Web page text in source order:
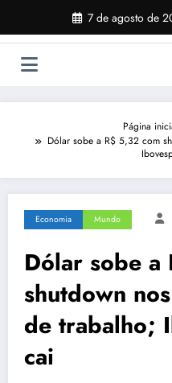
o
7 de agosto de
Página
Dólar sobe a R$ 5,32 com
Economia Mundo
Dólar sobe a
shutdown
de trabalho;
cai